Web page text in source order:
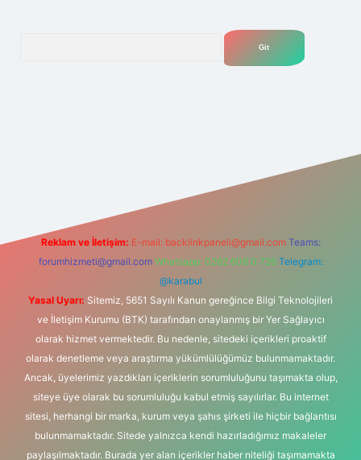
Reklam ve İletişim: E-mail: backlinkpaneli@gmail.com Teams:
forumhizmeti@gmail.com Whatsapp: 0262 606 0 726 Telegram:
@karabul
Yasal Uyarı: Sitemiz, 5651 Sayılı Kanun gereğince Bilgi Teknolojileri
ve İletişim Kurumu (BTK) tarafından onaylanmış bir Yer Sağlayıcı
olarak hizmet vermektedir. Bu nedenle, sitedeki içerikleri proaktif
olarak denetleme veya araştırma yükümlülüğümüz bulunmamaktadır.
Ancak, üyelerimiz yazdıkları içeriklerin sorumluluğunu taşımakta olup,
siteye üye olarak bu sorumluluğu kabul etmiş sayılırlar. Bu internet
sitesi, herhangi bir marka, kurum veya şahıs şirketi ile hiçbir bağlantısı
bulunmamaktadır. Sitede yalnızca kendi hazırladığımız makaleler
paylaşılmaktadır. Burada yer alan içerikler haber niteliği taşımamakta